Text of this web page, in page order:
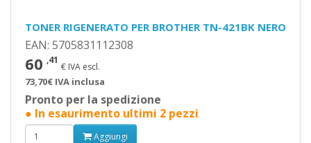
TONER RIGENERATO PER BROTHER TN-421BK NERO
EAN: 5705831112308
60 ,41
€ IVA escl.
73,70€ IVA inclusa
Pronto per la spedizione
● In esaurimento ultimi 2 pezzi
Aggiungi